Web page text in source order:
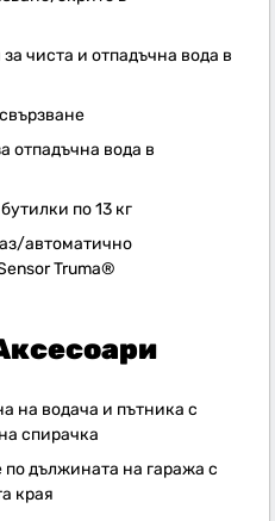
чиста и отпадъчна вода в
отпадъчна вода в
по 13 кг
автоматично
Truma®
на водача и пътника с
спирачка
по дължината на гаража с
края